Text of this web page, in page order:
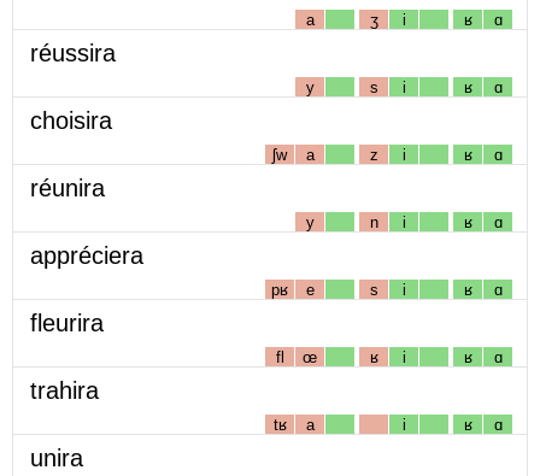
a ʒ i ʁ ɑ
réussira
y s i ʁ ɑ
choisira
ʃw a z i ʁ ɑ
réunira
y n i ʁ ɑ
appréciera
pʁ e s i ʁ ɑ
fleurira
fl œ ʁ i ʁ ɑ
trahira
tʁ a i ʁ ɑ
unira